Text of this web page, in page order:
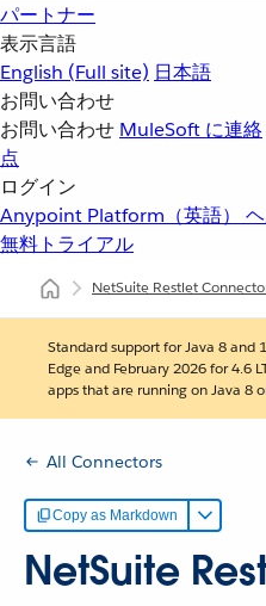
パートナー
表示言語
English (Full site) 日本語
お問い合わせ
お問い合わせ MuleSoft に連絡
点
ログイン
Anypoint Platform（英語）
無料トライアル
NetSuite Restlet
Standard support for Java 8 and
Edge and February 2026 for 4.6
apps that are running on Java 8
All Connectors
Copy as Markdown
NetSuite